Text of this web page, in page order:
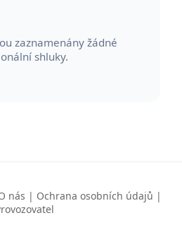
zaznamenány žádné
shluky.
nás | Ochrana osobních údajů |